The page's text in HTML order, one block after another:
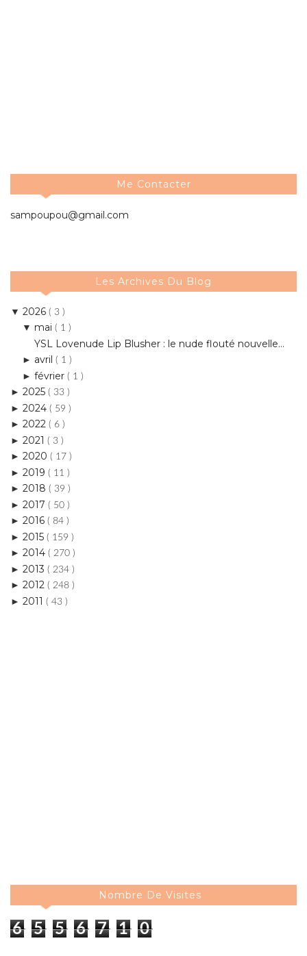
Me Contacter
sampoupou@gmail.com
Les Archives Du Blog
▼ 2026 ( 3 )
▼ mai ( 1 )
YSL Lovenude Lip Blusher : le nude flouté nouvelle...
► avril ( 1 )
► février ( 1 )
► 2025 ( 33 )
► 2024 ( 59 )
► 2022 ( 6 )
► 2021 ( 3 )
► 2020 ( 17 )
► 2019 ( 11 )
► 2018 ( 39 )
► 2017 ( 50 )
► 2016 ( 84 )
► 2015 ( 159 )
► 2014 ( 270 )
► 2013 ( 234 )
► 2012 ( 248 )
► 2011 ( 43 )
Nombre De Visites
6 5 5 6 7 1 0